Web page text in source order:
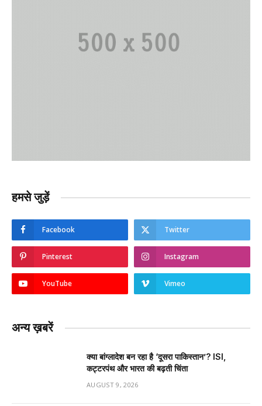
हमसे जुड़ें
Facebook Twitter
Pinterest Instagram
YouTube Vimeo
अन्य ख़बरें
क्या बांग्लादेश बन रहा है ‘दूसरा पाकिस्तान’? ISI,
कट्टरपंथ और भारत की बढ़ती चिंता
AUGUST 9, 2026